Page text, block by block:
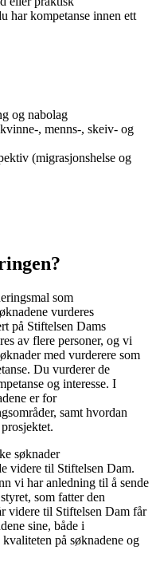
har kompetanse innen ett
og nabolag
, menns-, skeiv- og
(migrasjonshelse og
som
vurderes
på Stiftelsen Dams
av flere personer, og vi
med vurderere som
Du vurderer de
og interesse. I
er for
samt hvordan
søknader
videre til Stiftelsen Dam.
vi har anledning til å sende
som fatter den
videre til Stiftelsen Dam får
sine, både i
på søknadene og